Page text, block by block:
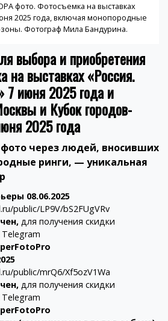
фото. Фотосъемка на выставках
2025 года, включая монопородные
Фотограф Мила Бандурина.
выбора и приобретения
на выставках «Россия.
июня 2025 года и
и Кубок городов-
2025 года
через людей, вносивших
ринги, — уникальная
08.06.2025
public/LP9V/bS2FUgVRv
для получения скидки
public/mrQ6/Xf5ozV1Wa
для получения скидки